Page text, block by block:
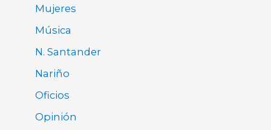
Mujeres
Música
N. Santander
Nariño
Oficios
Opinión